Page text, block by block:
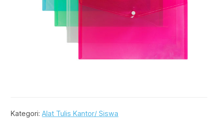
Kategori:Alat Tulis Kantor/ Siswa